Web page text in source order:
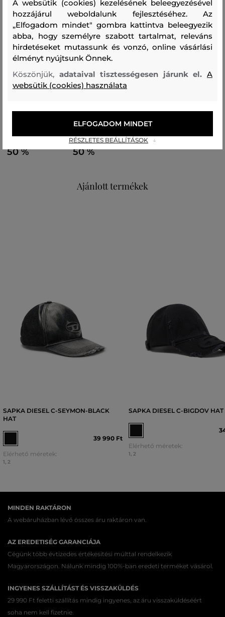
töltött sporttevékenységek során is értékelni fogja majd,
hiszen kellemesen melegen tart.
Szezon: FW24
Termék kódja
G77781280-624-PC-G47-0
50 %
MERINO GYAPJÚ
50 %
Ajánlott termékek
SAPKA DIESEL C-SEYMON-BLACK
HAT
39 990 Ft
Elérhető méretek:
1, 2
SAPKA DIESEL C-BIGDOV HAT
Elérhető méretek:
1, 2
MINDEN RAKTÁRON
A webáruházban lévő összes áru raktáron van.
AZ EREDETISÉG GARANCIÁJA
Cégünk több évtizedes értékesítési múlttal rendelkezik
Magyarországon. Nálunk mindig 100%-ban eredeti terméket vásárol.
INGYENES SZÁLLÍTÁST ÉS VISSZAKÜLDÉS
29 990 Ft feletti szállítás mindig ingyenes, az áru visszaküldéséért
soha nem kell fizetnie.
A websütik (cookies) kezelésének beleegyezésével
hozzájárul weboldalunk fejlesztéséhez. Az
„Elfogadom mindet" gombra kattintva beleegyezik
abba, hogy személyre szabott tartalmat, releváns
hirdetéseket mutassunk és vonzó, online vásárlási
élményt nyújtsunk Önnek.
Köszönjük, adataival tisztességesen járunk el.A
websütik (cookies) használata
RÉSZLETES BEÁLLÍTÁSOK
ELFOGADOM MINDET